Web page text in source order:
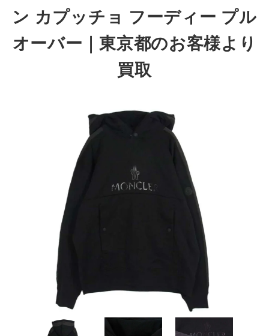
ン カプッチョ フーディー プル
オーバー ｜東京都のお客様より
買取